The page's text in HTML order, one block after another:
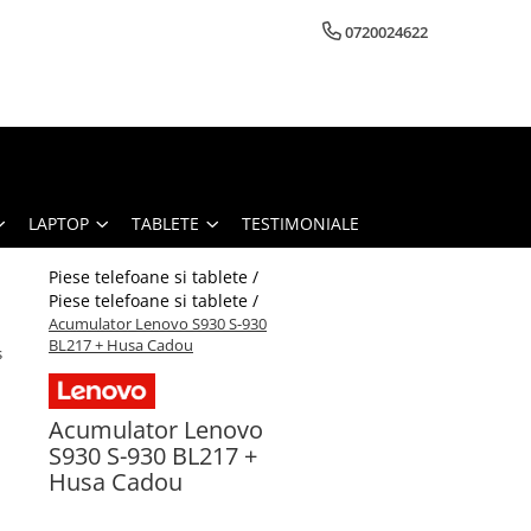
0720024622
LAPTOP TABLETE TESTIMONIALE
Piese telefoane si tablete /
Piese telefoane si tablete /
Acumulator Lenovo S930 S-930
BL217 + Husa Cadou
Acumulator Lenovo
S930 S-930 BL217 +
Husa Cadou